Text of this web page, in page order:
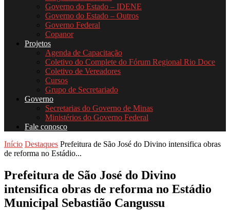
Governo do Estado – IDENE
Governo do Estado – Outros
Governo Federal
Copanor
Projetos
Agenda de Capacitação
Coletivo do Complete do Fórum Regional Rio Doce
Coletivo de Vereadores
Cursos
Grupo de Secretariado
Governo
Secretarias do Governo de Minas
Ministérios do Governo Federal
Fale conosco
Início Destaques Prefeitura de São José do Divino intensifica obras
de reforma no Estádio...
Prefeitura de São José do Divino
intensifica obras de reforma no Estádio
Municipal Sebastião Cangussu